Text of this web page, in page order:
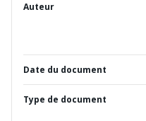
Auteur
Date du document
Type de document